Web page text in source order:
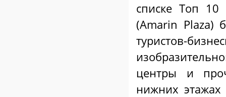
списке Топ
(Amarin Plaza)
туристов-
центры и
нижних